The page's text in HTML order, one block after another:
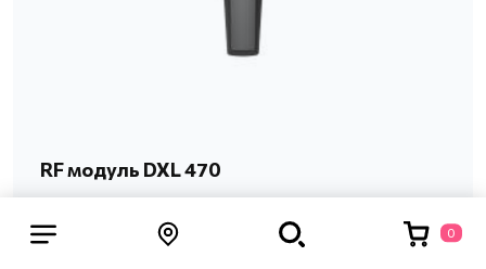
RF модуль DXL 470
подключения к бортовой сети 12V, а связь с
0